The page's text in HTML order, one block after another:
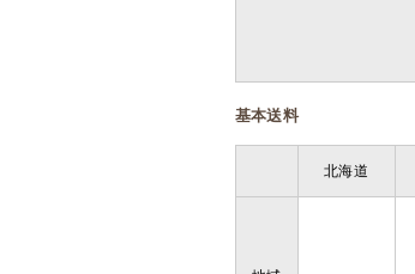
基本送料
北海道